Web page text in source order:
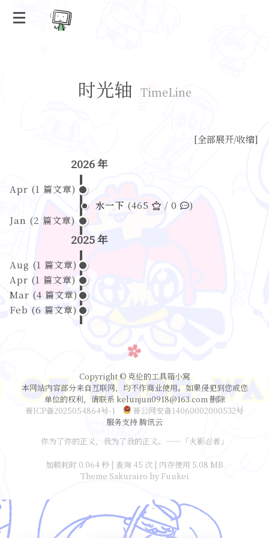
时光轴 TimeLine
[全部展开/收缩]
2026 年
Apr (1 篇文章)
水一下 (465 / 0
)
Jan (2 篇文章)
2025 年
Aug (1 篇文章)
Apr (1 篇文章)
Mar (4 篇文章)
Feb (6 篇文章)
Copyright © 克伦的工具箱小窝
本网站内容部分来自互联网，均不作商业使用。如果侵犯到您或您
单位的权利，请联系 kelunjun0918@163.com 删除
晋ICP备2025054864号-1
晋公网安备14060002000532号
服务支持 腾讯云
你为了你的正义，我为了我的正义。——「火影忍者」
加载耗时 0.064 秒 | 查询 45 次 | 内存使用 5.08 MB
Theme Sakurairo by Fuukei